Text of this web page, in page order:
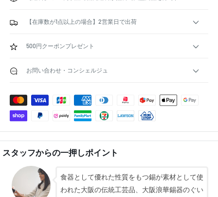
【在庫数が1点以上の場合】2営業日で出荷
500円クーポンプレゼント
お問い合わせ・コンシェルジュ
スタッフからの一押しポイント
食器として優れた性質をもつ錫が素材として使
われた大阪の伝統工芸品、大阪浪華錫器のぐい